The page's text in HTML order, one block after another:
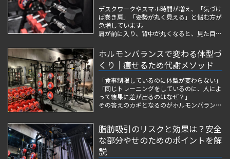
ツく見えたり、エステ...
デスクワークやスマホ時間が増え、「気づけ
ば巻き肩」「姿勢が丸く見える」と悩む方が
急増しています。
肩が前に入り、背中が丸くなると、見た目が
吸・疲れやすさまで起こりやすくなります。
その結果、「ストレッチしても戻る」「整体
ホルモンバランスで変わる体型づ
くり｜痩せるため代謝メソッド
「食事制限しているのに体型が変わらない」
「同じトレーニングをしているのに、人によ
って結果に差が出るのはなぜ？」
その答えのカギとなるのがホルモンバランス
ではなく、体の内側で働くホルモンが大きく
影響しています。
ホルモンは、基礎代謝、筋肉の成長、脂肪
の...
脂肪吸引のリスクと効果は？安全
な部分やせのためのポイントを解
説